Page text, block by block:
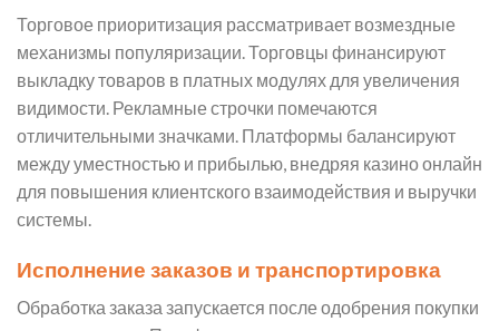
Торговое приоритизация рассматривает возмездные
механизмы популяризации. Торговцы финансируют
выкладку товаров в платных модулях для увеличения
видимости. Рекламные строчки помечаются
отличительными значками. Платформы балансируют
между уместностью и прибылью, внедряя казино онлайн
для повышения клиентского взаимодействия и выручки
системы.
Исполнение заказов и транспортировка
Обработка заказа запускается после одобрения покупки